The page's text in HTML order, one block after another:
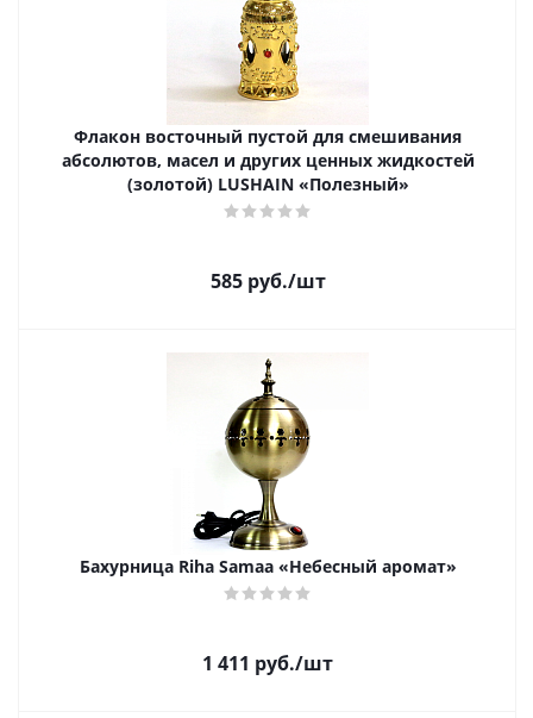
Флакон восточный пустой для смешивания
абсолютов, масел и других ценных жидкостей
(золотой) LUSHAIN «Полезный»
585руб./шт
Бахурница Riha Samaa «Небесный аромат»
1 411 руб./шт